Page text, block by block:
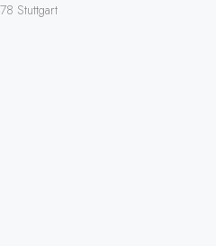
Stuttgart